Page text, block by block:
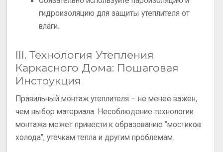
гидроизоляцию для защиты утеплителя от
влаги.
III. Технология Утепления
Каркасного Дома: Пошаговая
Инструкция
Правильный монтаж утеплителя – не менее важен,
чем выбор материала. Несоблюдение технологии
монтажа может привести к образованию “мостиков
холода”, утечкам тепла и другим проблемам.